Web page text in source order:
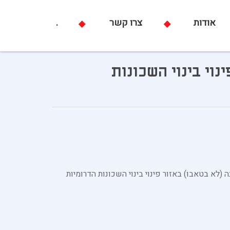
אודות צרו קשר .
פינוי בינוי השכונות
דירת 3 חד עם גינה (לא בטאבו) באזור פינוי בינוי השכונות הדרומיות